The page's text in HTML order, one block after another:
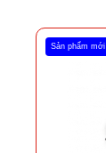
Sản phẩm mới